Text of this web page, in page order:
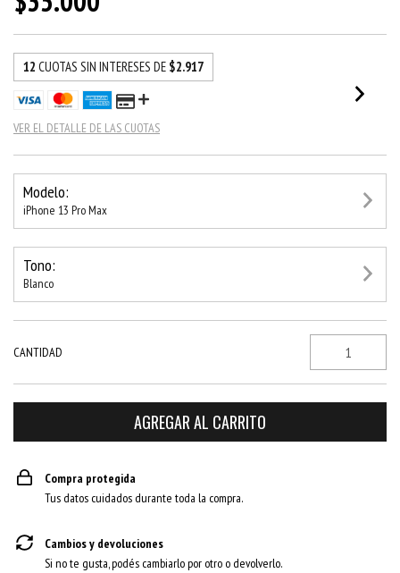
12 CUOTAS SIN INTERESES DE $2.917
VER EL DETALLE DE LAS CUOTAS
Modelo:
iPhone 13 Pro Max
Tono:
Blanco
CANTIDAD
Compra protegida
Tus datos cuidados durante toda la compra.
Cambios y devoluciones
Si no te gusta, podés cambiarlo por otro o devolverlo.